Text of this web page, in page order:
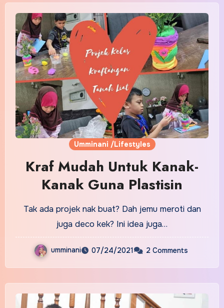
Umminani /Lifestyles
Kraf Mudah Untuk Kanak-
Kanak Guna Plastisin
Tak ada projek nak buat? Dah jemu meroti dan
juga deco kek? Ini idea juga…
umminani 07/24/2021 2 Comments